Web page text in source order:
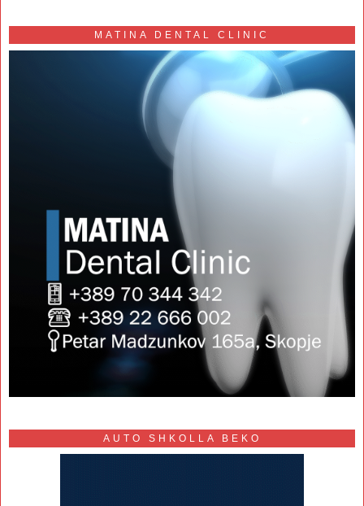
MATINA DENTAL CLINIC
AUTO SHKOLLA BEKO